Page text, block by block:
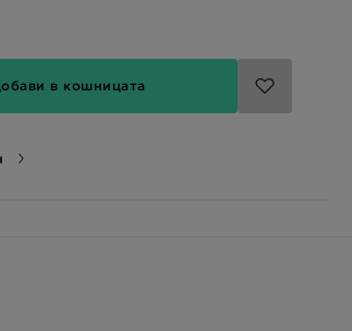
в кошницата